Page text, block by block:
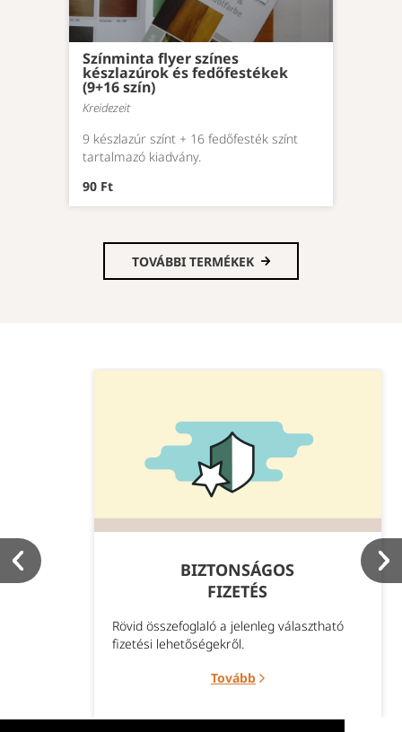
Színminta flyer színes
készlazúrok és fedőfestékek
(9+16 szín)
Kreidezeit
9 készlazúr színt + 16 fedőfesték színt
tartalmazó kiadvány.
90 Ft
TOVÁBBI TERMÉKEK
BIZTONSÁGOS
FIZETÉS
Rövid összefoglaló a jelenleg választható
fizetési lehetőségekről.
Tovább